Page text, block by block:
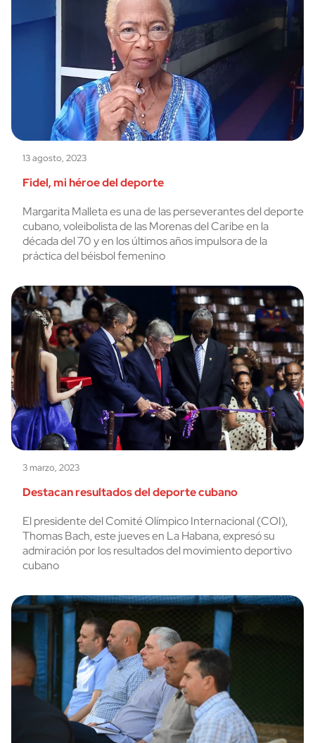
13 agosto, 2023
Fidel, mi héroe del deporte
Margarita Malleta es una de las perseverantes del deporte
cubano, voleibolista de las Morenas del Caribe en la
década del 70 y en los últimos años impulsora de la
práctica del béisbol femenino
3 marzo, 2023
Destacan resultados del deporte cubano
El presidente del Comité Olímpico Internacional (COI),
Thomas Bach, este jueves en La Habana, expresó su
admiración por los resultados del movimiento deportivo
cubano